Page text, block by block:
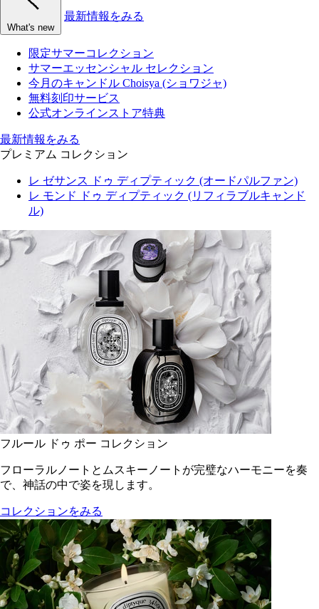
What's new
最新情報をみる
限定サマーコレクション
サマーエッセンシャル セレクション
今月のキャンドル Choisya (ショワジャ)
無料刻印サービス
公式オンラインストア特典
最新情報をみる
プレミアム コレクション
レ ゼサンス ドゥ ディプティック (オードパルファン)
レ モンド ドゥ ディプティック (リフィラブルキャンド
ル)
フルール ドゥ ポー コレクション
フローラルノートとムスキーノートが完璧なハーモニーを奏
で、神話の中で姿を現します。
コレクションをみる